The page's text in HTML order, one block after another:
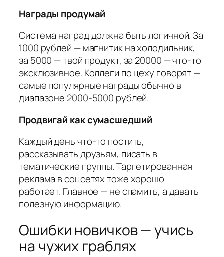
Награды продумай
Система наград должна быть логичной. За
1000 рублей — магнитик на холодильник,
за 5000 — твой продукт, за 20000 — что-то
эксклюзивное. Коллеги по цеху говорят —
самые популярные награды обычно в
диапазоне 2000-5000 рублей.
Продвигай как сумасшедший
Каждый день что-то постить,
рассказывать друзьям, писать в
тематические группы. Таргетированная
реклама в соцсетях тоже хорошо
работает. Главное — не спамить, а давать
полезную информацию.
Ошибки новичков — учись
на чужих граблях